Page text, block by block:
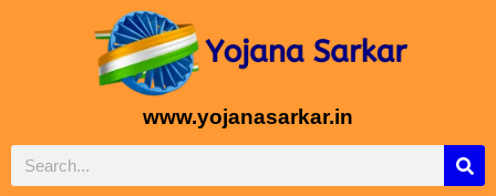
www.yojanasarkar.in